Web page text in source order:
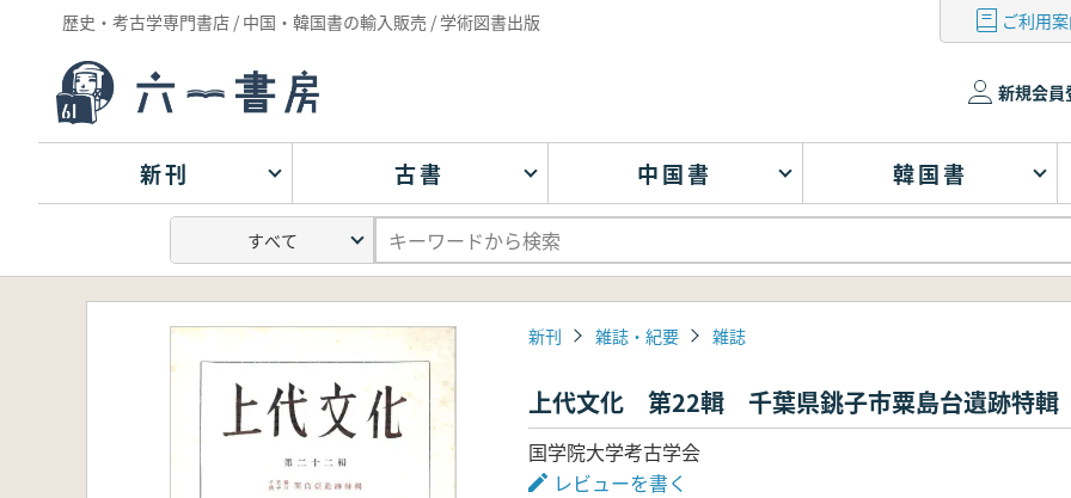
歴史・考古学専門書店 / 中国・韓国書の輸入販売 / 学術図書出版 ご利用
新規会員
新刊 古書 中国書 韓国書
新刊 雑誌・紀要 雑誌
上代文化 第22輯 千葉県銚子市粟島台遺跡特
国学院大学考古学会
レビューを書く